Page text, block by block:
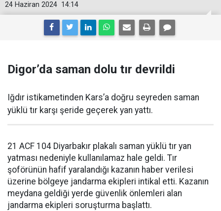
14:14
24 Haziran 2024
Digor’da saman dolu tır devrildi
Iğdır istikametinden Kars’a doğru seyreden saman
yüklü tır karşı şeride geçerek yan yattı.
21 ACF 104 Diyarbakır plakalı saman yüklü tır yan
yatması nedeniyle kullanılamaz hale geldi. Tır
şoförünün hafif yaralandığı kazanın haber verilesi
üzerine bölgeye jandarma ekipleri intikal etti. Kazanın
meydana geldiği yerde güvenlik önlemleri alan
jandarma ekipleri soruşturma başlattı.